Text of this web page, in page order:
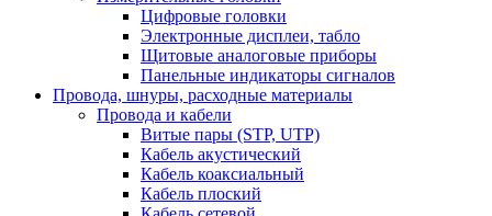
Цифровые головки
Электронные дисплеи, табло
Щитовые аналоговые приборы
Панельные индикаторы сигналов
Провода, шнуры, расходные материалы
Провода и кабели
Витые пары (STP, UTP)
Кабель акустический
Кабель коаксиальный
Кабель плоский